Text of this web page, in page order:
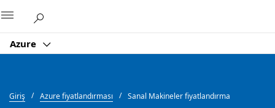
Azure
Giriş Azure fiyatlandırması Sanal Makineler fiyatlandırma